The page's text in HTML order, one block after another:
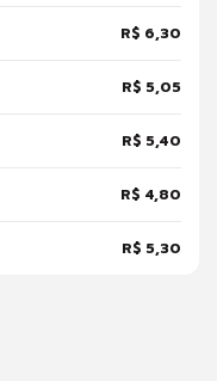
R$ 6,30
R$ 5,05
R$ 5,40
R$ 4,80
R$ 5,30